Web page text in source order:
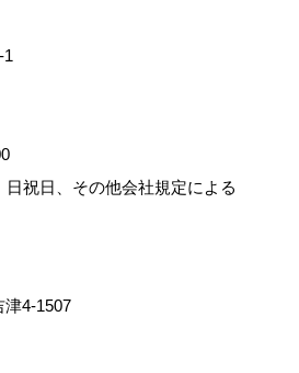
日祝日、その他会社規定による
津4-1507